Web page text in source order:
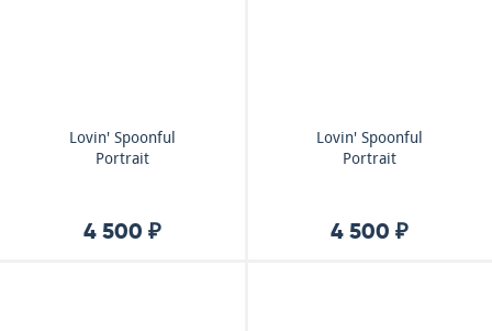
Lovin' Spoonful
Portrait
4 500 ₽
Lovin' Spoonful
Portrait
4 500 ₽